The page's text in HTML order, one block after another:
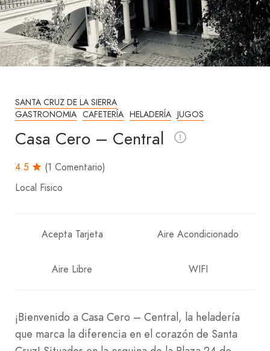
SANTA CRUZ DE LA SIERRA
GASTRONOMIA CAFETERÍA HELADERÍA JUGOS
Casa Cero – Central
4.5
(1 Comentario)
Local Fisico
Acepta Tarjeta Aire Acondicionado
Aire Libre WIFI
¡Bienvenido a Casa Cero – Central, la heladería
que marca la diferencia en el corazón de Santa